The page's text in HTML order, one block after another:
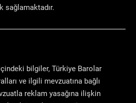
sağlamaktadır.
bilgiler, Türkiye Barolar
ve ilgili mevzuatına bağlı
reklam yasağına ilişkin